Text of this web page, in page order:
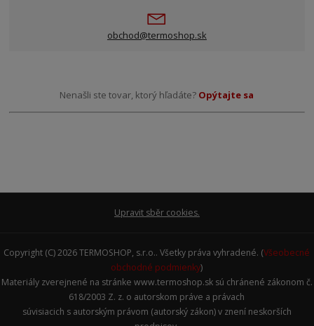
obchod@termoshop.sk
Nenašli ste tovar, ktorý hľadáte? Opýtajte sa
Upravit sběr cookies.
Copyright (C) 2026 TERMOSHOP, s.r.o.. Všetky práva vyhradené. (Všeobecné
obchodné podmienky)
Materiály zverejnené na stránke www.termoshop.sk sú chránené zákonom č.
618/2003 Z. z. o autorskom práve a právach
súvisiacich s autorským právom (autorský zákon) v znení neskorších